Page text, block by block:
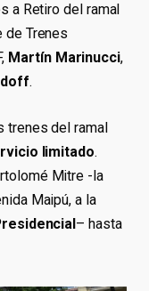
a Retiro del ramal
de Trenes
Martín Marinucci,
.
trenes del ramal
limitado.
Mitre -la
Maipú, a la
– hasta